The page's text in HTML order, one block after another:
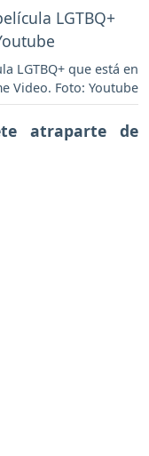
LGTBQ+ que está en
Video. Foto: Youtube
atraparte de